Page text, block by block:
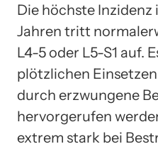
Die höchste Inzidenz
Jahren tritt
L4-5 oder L5-S1 auf.
plötzlichen
durch erzwungene
hervorgerufen
extrem stark bei